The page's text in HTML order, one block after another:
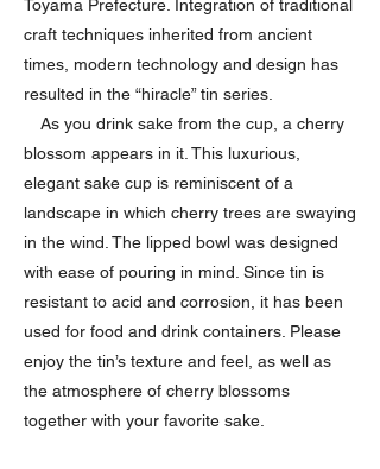
Toyama Prefecture. Integration of traditional
craft techniques inherited from ancient
times, modern technology and design has
resulted in the “hiracle” tin series.
As you drink sake from the cup, a cherry
blossom appears in it. This luxurious,
elegant sake cup is reminiscent of a
landscape in which cherry trees are swaying
in the wind. The lipped bowl was designed
with ease of pouring in mind. Since tin is
resistant to acid and corrosion, it has been
used for food and drink containers. Please
enjoy the tin’s texture and feel, as well as
the atmosphere of cherry blossoms
together with your favorite sake.